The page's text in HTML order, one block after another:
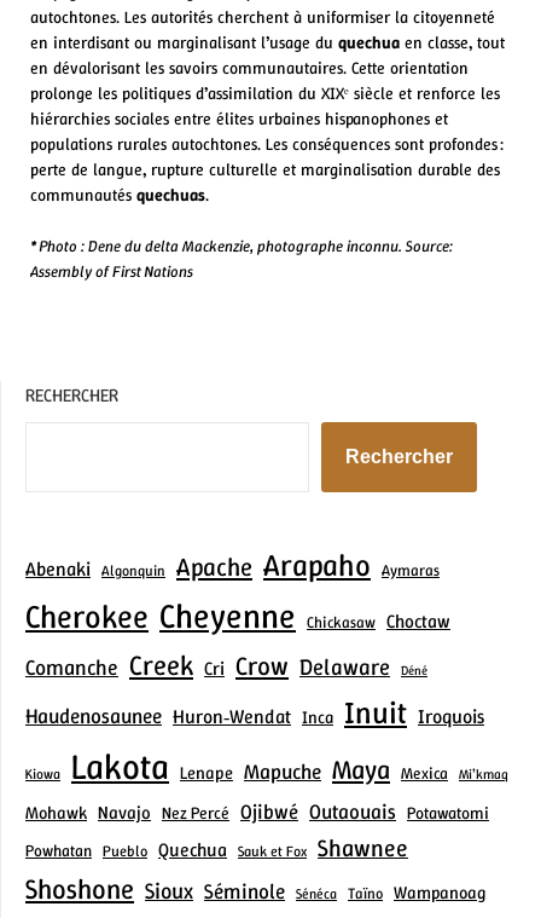
autochtones. Les autorités cherchent à uniformiser la citoyenneté
en interdisant ou marginalisant l’usage du quechua en classe, tout
en dévalorisant les savoirs communautaires. Cette orientation
prolonge les politiques d’assimilation du XIXᵉ siècle et renforce les
hiérarchies sociales entre élites urbaines hispanophones et
populations rurales autochtones. Les conséquences sont profondes :
perte de langue, rupture culturelle et marginalisation durable des
communautés quechuas.
* Photo : Dene du delta Mackenzie, photographe inconnu. Source:
Assembly of First Nations
RECHERCHER
Rechercher
Abenaki Algonquin Apache Arapaho Aymaras
Cherokee Cheyenne Chickasaw Choctaw
Comanche Creek Cri Crow Delaware Déné
Haudenosaunee Huron‑Wendat Inca Inuit Iroquois
Kiowa Lakota Lenape Mapuche Maya Mexica Mi’kmaq
Mohawk Navajo Nez Percé Ojibwé Outaouais Potawatomi
Powhatan Pueblo Quechua Sauk et Fox Shawnee
Shoshone Sioux Séminole Sénéca Taïno Wampanoag